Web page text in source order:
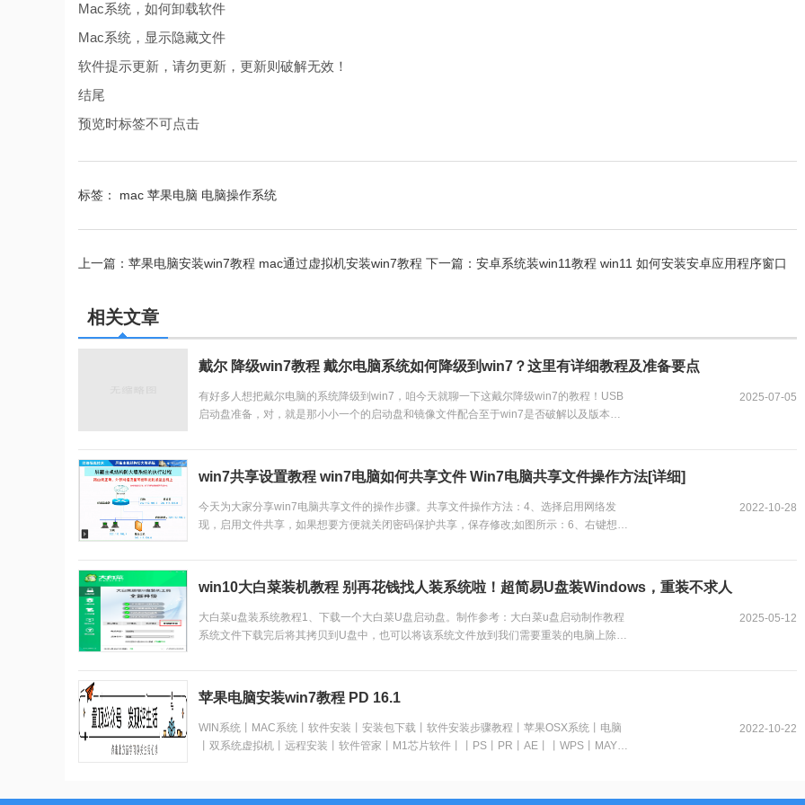
Mac系统，如何卸载软件
Mac系统，显示隐藏文件
软件提示更新，请勿更新，更新则破解无效！
结尾
预览时标签不可点击
标签： mac 苹果电脑 电脑操作系统
上一篇： 苹果电脑安装win7教程 mac通过虚拟机安装win7教程 下一篇： 安卓系统装win11教程 win11 如何安装安卓应用程序窗口
11 安装 apk 图形教程
相关文章
戴尔 降级win7教程 戴尔电脑系统如何降级到win7？这里有详细教程及准备要点
有好多人想把戴尔电脑的系统降级到win7，咱今天就聊一下这戴尔降级win7的教程！USB
启动盘准备，对，就是那小小一个的启动盘和镜像文件配合至于win7是否破解以及版本
2025-07-05
win7共享设置教程 win7电脑如何共享文件 Win7电脑共享文件操作方法[详细]
今天为大家分享win7电脑共享文件的操作步骤。共享文件操作方法：4、选择启用网络发
现，启用文件共享，如果想要方便就关闭密码保护共享，保存修改;如图所示：6、右键想要
2022-10-28
win10大白菜装机教程 别再花钱找人装系统啦！超简易U盘装Windows，重装不求人
大白菜u盘装系统教程1、下载一个大白菜U盘启动盘。制作参考：大白菜u盘启动制作教程
系统文件下载完后将其拷贝到U盘中，也可以将该系统文件放到我们需要重装的电脑上除了
2025-05-12
苹果电脑安装win7教程 PD 16.1
WIN系统丨MAC系统丨软件安装丨安装包下载丨软件安装步骤教程丨苹果OSX系统丨电脑
丨双系统虚拟机丨远程安装丨软件管家丨M1芯片软件丨丨PS丨PR丨AE丨丨WPS丨MAYA
屏蔽网站，阻止软件联网Mac系统，如何卸载软件...
2022-10-22